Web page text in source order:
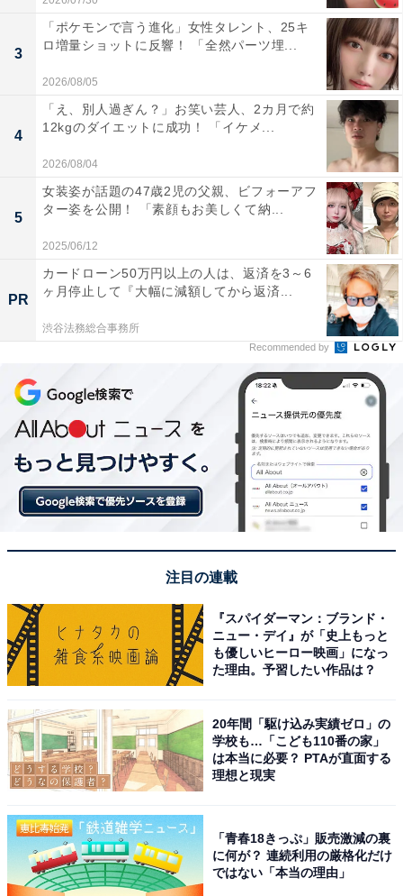
3
「ポケモンで言う進化」女性タレント、25キ
ロ増量ショットに反響！ 「全然パーツ埋...
2026/08/05
4
「え、別人過ぎん？」お笑い芸人、2カ月で約
12kgのダイエットに成功！ 「イケメ...
2026/08/04
5
女装姿が話題の47歳2児の父親、ビフォーアフ
ター姿を公開！ 「素顔もお美しくて納...
2025/06/12
PR
カードローン50万円以上の人は、返済を3～6
ヶ月停止して『大幅に減額してから返済...
渋谷法務総合事務所
Recommended by
注目の連載
『スパイダーマン：ブランド・
ニュー・デイ』が「史上もっと
も優しいヒーロー映画」になっ
た理由。予習したい作品は？
20年間「駆け込み実績ゼロ」の
学校も…「こども110番の家」
は本当に必要？ PTAが直面する
理想と現実
「青春18きっぷ」販売激減の裏
に何が？ 連続利用の厳格化だけ
ではない「本当の理由」